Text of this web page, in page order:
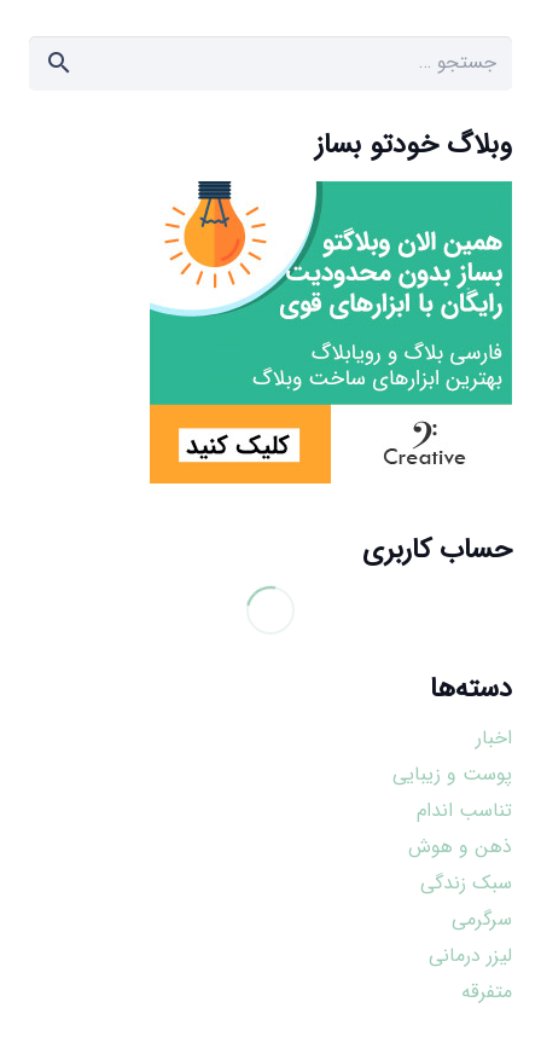
جستجو
وبلاگ خودتو بساز
حساب کاربری
دسته‌ها
اخبار
پوست و زیبایی
تناسب اندام
ذهن و هوش
سبک زندگی
سرگرمی
لیزر درمانی
متفرقه